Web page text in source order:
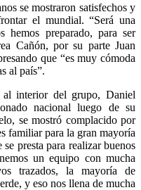
se mostraron satisfechos y
el mundial. “Será una
hemos preparado, para ser
Cañón, por su parte Juan
que “es muy cómoda
al país”.
interior del grupo, Daniel
nacional luego de su
se mostró complacido por
familiar para la gran mayoría
presta para realizar buenos
un equipo con mucha
trazados, la mayoría de
y eso nos llena de mucha